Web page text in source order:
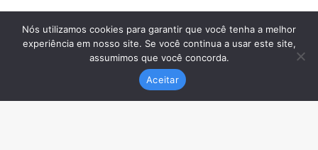
Nós utilizamos cookies para garantir que você tenha a melhor
experiência em nosso site. Se você continua a usar este site,
assumimos que você concorda.
Aceitar